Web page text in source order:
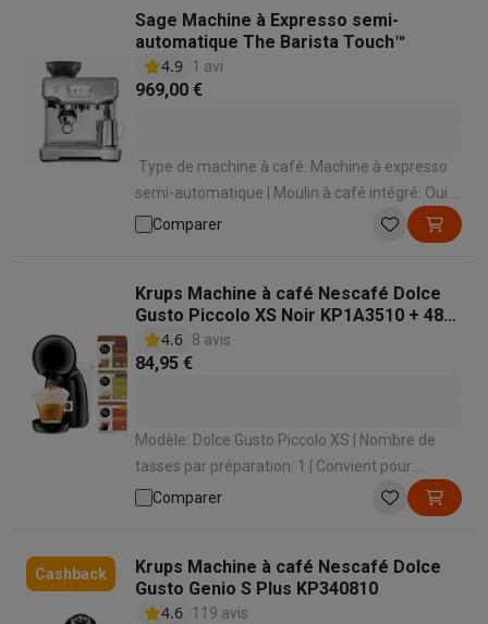
Panneau de commande: Écran tactile
Sage Machine à Expresso semi-
automatique The Barista Touch™
4.9 1 avi
969,00 €
Type de machine à café: Machine à expresso
semi-automatique | Moulin à café intégré: Oui |
Nombre de tasses par préparation: 2 | Convient
vapeur automatique
Comparer
Krups Machine à café Nescafé Dolce
Gusto Piccolo XS Noir KP1A3510 + 48
capsules
4.6 8 avis
84,95 €
Modèle: Dolce Gusto Piccolo XS | Nombre de
tasses par préparation: 1 | Convient pour:
Capsules Dolce Gusto | Intensité du café
réglable: Non | Convient pour faire mousser le
Comparer
Cashback
Krups Machine à café Nescafé Dolce
Gusto Genio S Plus KP340810
4.6 119 avis